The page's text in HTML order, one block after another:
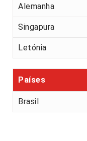
Alemanha
Singapura
Letónia
Países
Brasil